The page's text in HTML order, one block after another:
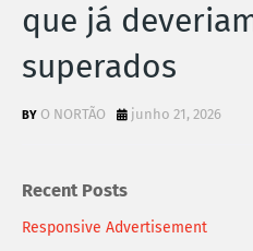
que já
superados
O NORTÃO junho 21, 2026
Recent Posts
Responsive Advertisement